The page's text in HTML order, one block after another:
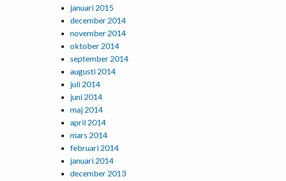
januari 2015
december 2014
november 2014
oktober 2014
september 2014
augusti 2014
juli 2014
juni 2014
maj 2014
april 2014
mars 2014
februari 2014
januari 2014
december 2013